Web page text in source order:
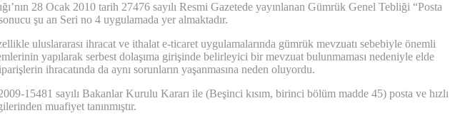
28 Ocak 2010 tarih 27476 sayılı Resmi Gazetede yayınlanan Gümrük Genel Tebliği “Posta
şu an Seri no 4 uygulamada yer almaktadır.
uluslararası ihracat ve ithalat e-ticaret uygulamalarında gümrük mevzuatı sebebiyle önemli
yapılarak serbest dolaşıma girişinde belirleyici bir mevzuat bulunmaması nedeniyle elde
ihracatında da aynı sorunların yaşanmasına neden oluyordu.
15481 sayılı Bakanlar Kurulu Kararı ile (Beşinci kısım, birinci bölüm madde 45) posta ve hızlı
muafiyet tanınmıştır.